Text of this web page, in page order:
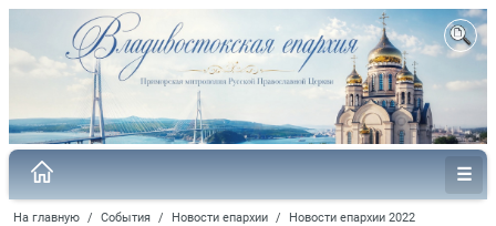
На главную / События / Новости епархии / Новости епархии 2022